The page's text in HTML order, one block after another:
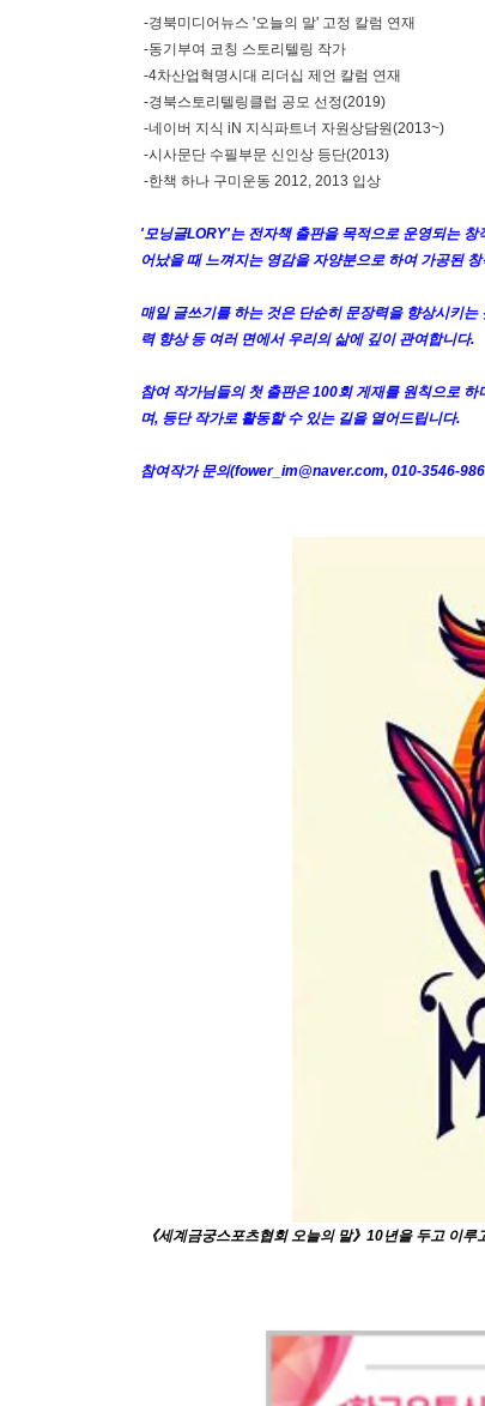
-경북미디어뉴스 '오늘의 말' 고정 칼럼 연재
-동기부여 코칭 스토리텔링 작가
-4차산업혁명시대 리더십 제언 칼럼 연재
-경북스토리텔링클럽 공모 선정(2019)
-네이버 지식 iN 지식파트너 자원상담원(2013~)
-시사문단 수필부문 신인상 등단(2013)
-한책 하나 구미운동 2012, 2013 입상
'모닝글LORY'는 전자책 출판을 목적으로 운영되는
어났을 때 느껴지는 영감을 자양분으로 하여 가공된
매일 글쓰기를 하는 것은 단순히 문장력을 향상시키
력 향상 등 여러 면에서 우리의 삶에 깊이 관여합니다.
참여 작가님들의 첫 출판은 100회 게재를 원칙으로
며, 등단 작가로 활동할 수 있는 길을 열어드립니다.
참여작가 문의(fower_im@naver.com, 010-3546-
《세계금궁스포츠협회 오늘의 말》10년을 두고 이